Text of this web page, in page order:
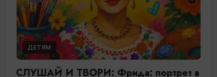
ДЕТЯМ
СЛУШАЙ И ТВОРИ: Фрида: портрет в